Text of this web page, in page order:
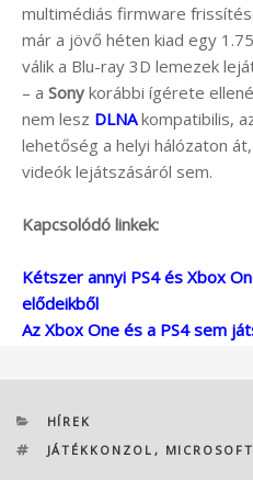
multimédiás firmware
már a jövő héten kiad egy
válik a Blu-ray 3D lemezek
– a Sony korábbi ígérete
nem lesz DLNAkompatibilis,
lehetőség a helyi hálózaton
videók lejátszásáról sem.
Kapcsolódó linkek:
Kétszer annyi PS4 és Xbox
elődeikből
Az Xbox One és a PS4 sem
KATEGÓRIÁK
HÍREK
CÍMKÉK
JÁTÉKKONZOL , MICROSOFT